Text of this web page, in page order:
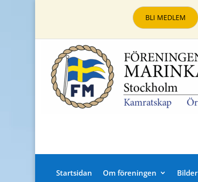
BLI MEDLEM
Startsidan Om föreningen Bilder